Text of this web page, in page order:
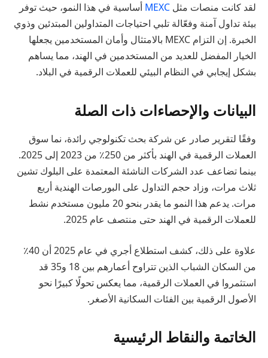
لقد كانت منصات مثل MEXC أساسية في هذا النمو، حيث توفر
بيئة تداول آمنة وفعّالة تلبي احتياجات المتداولين المبتدئين وذوي
الخبرة. إن التزام MEXC بالامتثال وأمان المستخدمين يجعلها
الخيار المفضل للعديد من المستخدمين في الهند، مما يساهم
بشكل إيجابي في النظام البيئي للعملات الرقمية في البلاد.
البيانات والإحصاءات ذات الصلة
وفقًا لتقرير صادر عن شركة بحث تكنولوجي رائدة، نما سوق
العملات الرقمية في الهند بأكثر من 250٪ من 2023 إلى 2025.
بينما تضاعف عدد الشركات الناشئة المعتمدة على البلوك تشين
ثلاث مرات، وزاد حجم التداول على البورصات الهندية أربع
مرات. يدعم هذا النمو ما يقدر بنحو 20 مليون مستخدم نشط
للعملات الرقمية في الهند حتى منتصف عام 2025.
علاوة على ذلك، كشف استطلاع أجري في عام 2025 أن 40٪
من السكان الشباب الذين تتراوح أعمارهم بين 18 و35 قد
استثمروا في العملات الرقمية، مما يعكس تحولًا كبيرًا نحو
الأصول الرقمية بين الفئات السكانية الأصغر.
الخاتمة والنقاط الرئيسية